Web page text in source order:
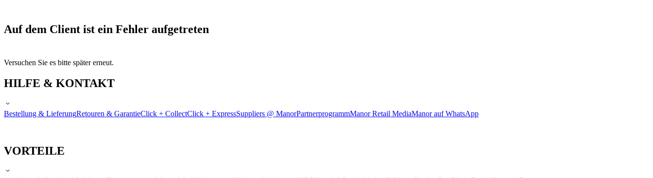
Auf dem Client ist ein Fehler aufgetreten
Versuchen Sie es bitte später erneut.
HILFE & KONTAKT
Bestellung & LieferungRetouren & GarantieClick + CollectClick + ExpressSuppliers @ ManorPartnerprogrammManor Retail MediaManor auf WhatsApp
VORTEILE